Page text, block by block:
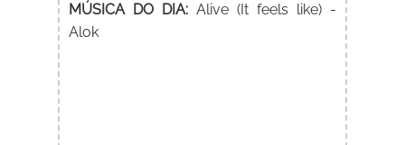
MÚSICA DO DIA: Alive (It feels like) -
Alok